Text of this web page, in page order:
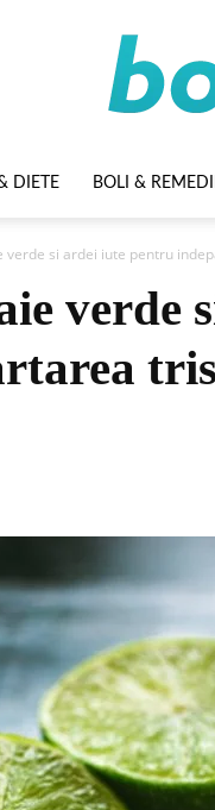
DIETE BOLI & REMEDII
verde si ardei iute pentru
verde